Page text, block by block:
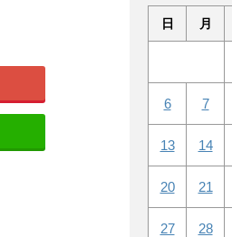
日 月
6 7
13 14
20 21
27 28